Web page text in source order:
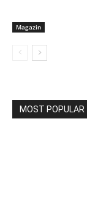
Magazin
MOST POPULAR